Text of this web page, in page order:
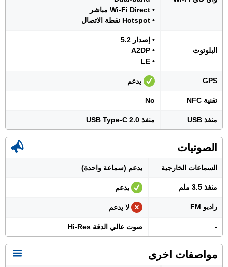
• Wi-Fi Direct مباشر
• Hotspot نقطة الاتصال
البلوتوث
• إصدار 5.2
• A2DP
• LE
GPS يدعم
تقنية NFC No
منفذ USB منفذ USB Type-C 2.0
الصوتيات
السماعات الخارجية يدعم (سماعة واحدة)
منفذ 3.5 ملم يدعم
راديو FM لا يدعم
- صوت عالي الدقة Hi-Res
مواصفات اخرى